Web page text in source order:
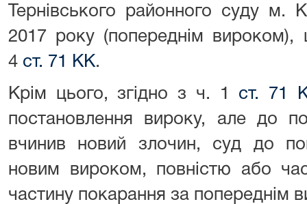
Тернівського районного суду м.
2017 року (попереднім
4 ст. 71 КК.
Крім цього, згідно з ч. 1 ст. 71
постановлення вироку, але до
вчинив новий злочин, суд до
новим вироком, повністю або
частину покарання за попереднім